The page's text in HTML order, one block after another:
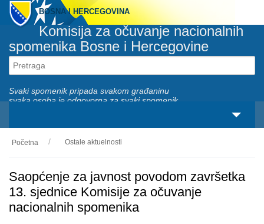
BOSNA I HERCEGOVINA
Komisija za očuvanje nacionalnih
spomenika Bosne i Hercegovine
Svaki spomenik pripada svakom građaninu
svaka osoba je odgovorna za svaki spomenik
O nama
Zakonski okviri
Aktivnosti
Početna Ostale aktuelnosti
Saopćenje za javnost povodom završetka
13. sjednice Komisije za očuvanje
nacionalnih spomenika